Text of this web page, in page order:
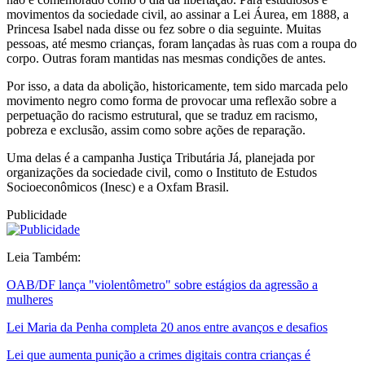
movimentos da sociedade civil, ao assinar a Lei Áurea, em 1888, a
Princesa Isabel nada disse ou fez sobre o dia seguinte. Muitas
pessoas, até mesmo crianças, foram lançadas às ruas com a roupa do
corpo. Outras foram mantidas nas mesmas condições de antes.
Por isso, a data da abolição, historicamente, tem sido marcada pelo
movimento negro como forma de provocar uma reflexão sobre a
perpetuação do racismo estrutural, que se traduz em racismo,
pobreza e exclusão, assim como sobre ações de reparação.
Uma delas é a campanha Justiça Tributária Já, planejada por
organizações da sociedade civil, como o Instituto de Estudos
Socioeconômicos (Inesc) e a Oxfam Brasil.
Publicidade
Leia Também:
OAB/DF lança "violentômetro" sobre estágios da agressão a
mulheres
Lei Maria da Penha completa 20 anos entre avanços e desafios
Lei que aumenta punição a crimes digitais contra crianças é